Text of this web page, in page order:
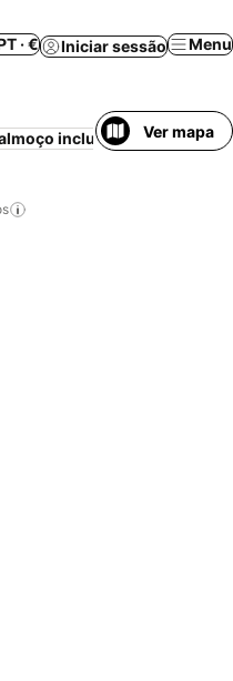
· € Iniciar sessão Menu
incluído SemVer mapa